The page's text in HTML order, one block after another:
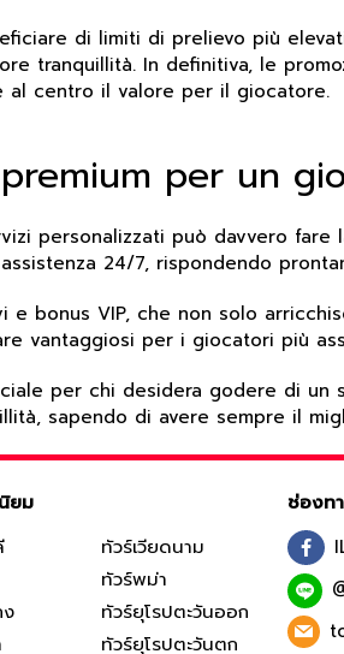
di limiti di prelievo più
tranquillità. In definitiva, le
al centro il valore per il giocatore.
per un
personalizzati può davvero
24/7, rispondendo
bonus VIP, che non solo
vantaggiosi per i giocatori più
per chi desidera godere di
sapendo di avere sempre il
ยม
ทัวร์เวียดนาม
ทัวร์พม่า
ทัวร์ยุโรปตะวันออก
ทัวร์ยุโรปตะวันตก
ช่องท